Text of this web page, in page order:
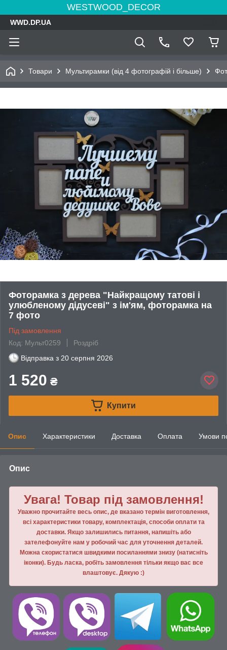
WESTWOOD_DECOR
WWD.DP.UA
Товари Мультирамки (від 4 фотографій і більше)
Фоторамка з дерева "Найкращому татові і
улюбленому дідусеві" з ім'ям, фоторамка на
7 фото
Під замовлення
Код: Мульт0259
Роздріб
Відправка з 20 серпня 2026
1 520 ₴
Купити
Опис Характеристики Доставка Оплата Умови
Опис
Увага! Товар під замовлення!
Уважно прочитайте весь опис, де вказано термін виготовлення,
всі характеристики товару, комплектація, способи оплати та
доставки. Якщо залишились питання, напишiть або
зателефонуйте нам у робочий час для уточнення деталей.
Можна скористатися швидкими посиланнями знизу (натисніть
іконки). Будь ласка, робiть замовлення тiльки якщо вас все
влаштовує. Дякую :)